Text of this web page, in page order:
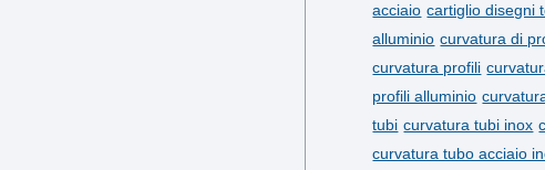
acciaio cartiglio disegni
alluminio curvatura di
curvatura profili
profili alluminio
tubi curvatura tubi inox
curvatura tubo acciaio